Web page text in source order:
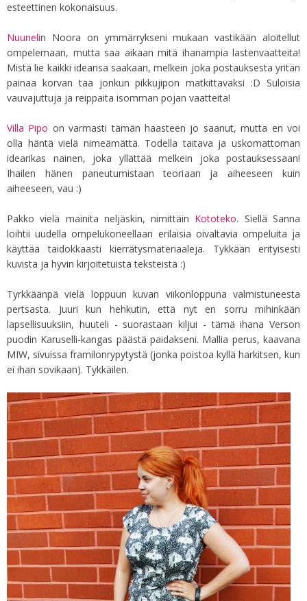
esteettinen kokonaisuus.
Nuunelin Noora on ymmärrykseni mukaan vastikään aloitellut
ompelemaan, mutta saa aikaan mitä ihanampia lastenvaatteita!
Mistä lie kaikki ideansa saakaan, melkein joka postauksesta yritän
painaa korvan taa jonkun pikkujipon matkittavaksi :D Suloisia
vauvajuttuja ja reippaita isomman pojan vaatteita!
Villa Pipo on varmasti tämän haasteen jo saanut, mutta en voi
olla häntä vielä nimeämättä. Todella taitava ja uskomattoman
idearikas nainen, joka yllättää melkein joka postauksessaan!
Ihailen hänen paneutumistaan teoriaan ja aiheeseen kuin
aiheeseen, vau :)
Pakko vielä mainita neljäskin, nimittäin Kototeko. Siellä Sanna
loihtii uudella ompelukoneellaan erilaisia oivaltavia ompeluita ja
käyttää taidokkaasti kierrätysmateriaaleja. Tykkään erityisesti
kuvista ja hyvin kirjoitetuista teksteistä :)
Tyrkkäänpä vielä loppuun kuvan viikonloppuna valmistuneesta
pertsasta. Juuri kun hehkutin, että nyt en sorru mihinkään
lapsellisuuksiin, huuteli - suorastaan kiljui - tämä ihana Verson
puodin Karuselli-kangas päästä paidakseni. Mallia perus, kaavana
MIW, sivuissa framilonrypytystä (jonka poistoa kyllä harkitsen, kun
ei ihan sovikaan). Tykkäilen.